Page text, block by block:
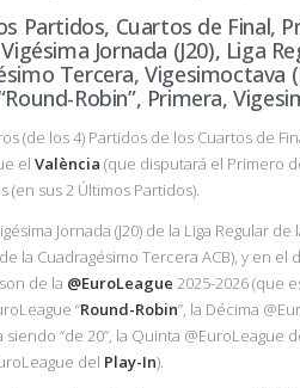
Partidos, Cuartos de Final,
Jornada (J20), Liga
Tercera, Vigesimoctava
Robin”, Primera,
(de los 4) Partidos de los Cuartos de
el València (que disputará el Primero
(en sus 2 Últimos Partidos).
Jornada (J20) de la Liga Regular
la Cuadragésimo Tercera ACB), y en el
de la @EuroLeague 2025-2026 (que
“Round-Robin”, la Décima
siendo “de 20”, la Quinta @EuroLeague
del Play-In).